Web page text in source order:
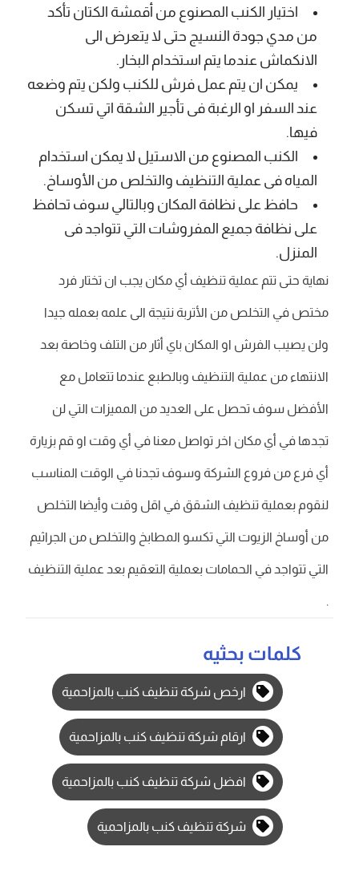
اختيار الكنب المصنوع من أقمشة الكتان تأكد
من مدي جودة النسيج حتى لا يتعرض الى
الانكماش عندما يتم استخدام البخار.
يمكن ان يتم عمل فرش للكنب ولكن يتم وضعه
عند السفر او الرغبة فى تأجير الشقة اتي تسكن
فيها.
الكنب المصنوع من الاستيل لا يمكن استخدام
المياه فى عملية التنظيف والتخلص من الأوساخ.
حافظ على نظافة المكان وبالتالي سوف تحافظ
على نظافة جميع المفروشات التي تتواجد فى
المنزل.
نهاية حتى تتم عملية تنظيف أي مكان يجب ان تختار فرد
مختص في التخلص من الأتربة نتيجة الى علمه بعمله جيدا
ولن يصيب الفرش او المكان باي أثار من التلف وخاصة بعد
الانتهاء من عملية التنظيف وبالطبع عندما تتعامل مع
الأفضل سوف تحصل على العديد من المميزات التي لن
تجدها في أي مكان اخر تواصل معنا في أي وقت او قم بزيارة
أي فرع من فروع الشركة وسوف تجدنا في الوقت المناسب
لنقوم بعملية تنظيف الشقق في اقل وقت وأيضا التخلص
من أوساخ الزيوت التي تكسو المطابخ والتخلص من الجراثيم
التي تتواجد في الحمامات بعملية التعقيم بعد عملية التنظيف
.
كلمات بحثيه
ارخص شركة تنظيف كنب بالمزاحمية
ارقام شركة تنظيف كنب بالمزاحمية
افضل شركة تنظيف كنب بالمزاحمية
شركة تنظيف كنب بالمزاحمية